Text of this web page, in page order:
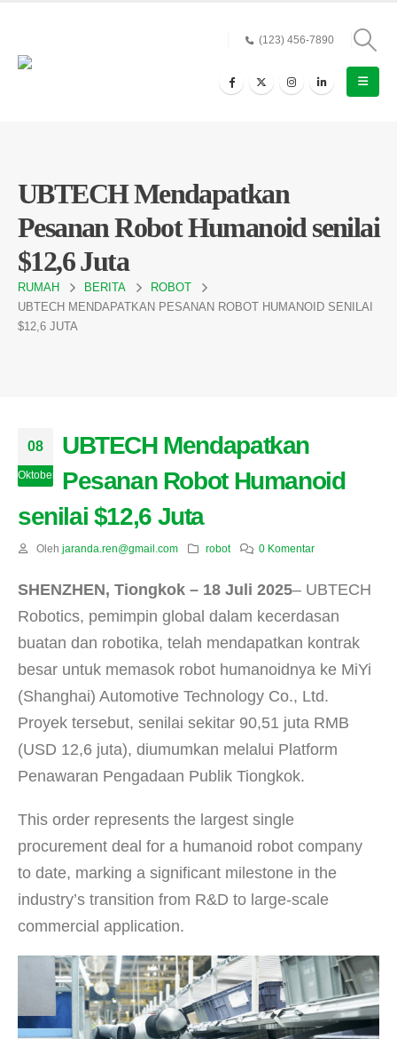
(123) 456-7890
UBTECH Mendapatkan
Pesanan Robot Humanoid senilai
$12,6 Juta
RUMAH BERITA
ROBOT
UBTECH MENDAPATKAN PESANAN ROBOT HUMANOID SENILAI
$12,6 JUTA
08
Oktober
UBTECH Mendapatkan
Pesanan Robot Humanoid
senilai $12,6 Juta
Oleh jaranda.ren@gmail.com robot 0 Komentar
SHENZHEN, Tiongkok – 18 Juli 2025– UBTECH
Robotics, pemimpin global dalam kecerdasan
buatan dan robotika, telah mendapatkan kontrak
besar untuk memasok robot humanoidnya ke MiYi
(Shanghai) Automotive Technology Co., Ltd.
Proyek tersebut, senilai sekitar 90,51 juta RMB
(USD 12,6 juta), diumumkan melalui Platform
Penawaran Pengadaan Publik Tiongkok.
This order represents the largest single
procurement deal for a humanoid robot company
to date, marking a significant milestone in the
industry’s transition from R&D to large-scale
commercial application.